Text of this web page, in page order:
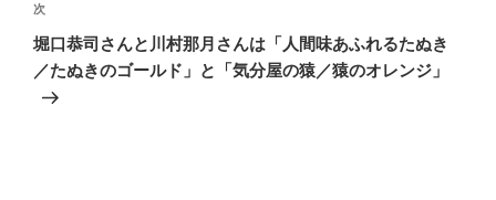
ー
シ
ョ
ン
次
の
投
次
堀口恭司さんと川村那月さんは「人間味あふれるたぬき
／たぬきのゴールド」と「気分屋の猿／猿のオレンジ」